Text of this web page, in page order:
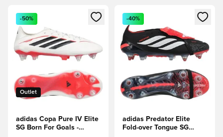
Ανοίγει ένα Modal για να συνδεθείτε ή να εγγραφείτε ως
Outlet
-50%
adidas Copa Pure IV Elite
SG Born For Goals -
Ανοίγει ένα Modal για να
-40%
adidas Predator Elite
Fold-over Tongue SG